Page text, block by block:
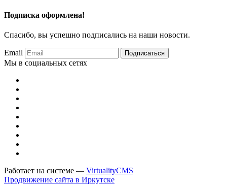
Подписка оформлена!
Спасибо, вы успешно подписались на наши новости.
Email Подписаться
Мы в социальных сетях
Работает на системе — VirtualityCMS
Продвижение сайта в Иркутске